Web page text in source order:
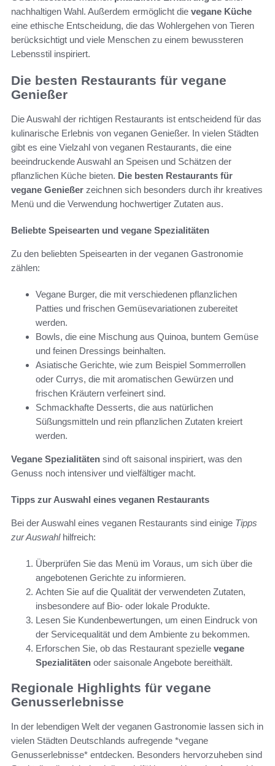
nachhaltigen Wahl. Außerdem ermöglicht die vegane Küche
eine ethische Entscheidung, die das Wohlergehen von Tieren
berücksichtigt und viele Menschen zu einem bewussteren
Lebensstil inspiriert.
Die besten Restaurants für vegane
Genießer
Die Auswahl der richtigen Restaurants ist entscheidend für das
kulinarische Erlebnis von veganen Genießer. In vielen Städten
gibt es eine Vielzahl von veganen Restaurants, die eine
beeindruckende Auswahl an Speisen und Schätzen der
pflanzlichen Küche bieten. Die besten Restaurants für
vegane Genießer zeichnen sich besonders durch ihr kreatives
Menü und die Verwendung hochwertiger Zutaten aus.
Beliebte Speisearten und vegane Spezialitäten
Zu den beliebten Speisearten in der veganen Gastronomie
zählen:
Vegane Burger, die mit verschiedenen pflanzlichen
Patties und frischen Gemüsevariationen zubereitet
werden.
Bowls, die eine Mischung aus Quinoa, buntem Gemüse
und feinen Dressings beinhalten.
Asiatische Gerichte, wie zum Beispiel Sommerrollen
oder Currys, die mit aromatischen Gewürzen und
frischen Kräutern verfeinert sind.
Schmackhafte Desserts, die aus natürlichen
Süßungsmitteln und rein pflanzlichen Zutaten kreiert
werden.
Vegane Spezialitäten sind oft saisonal inspiriert, was den
Genuss noch intensiver und vielfältiger macht.
Tipps zur Auswahl eines veganen Restaurants
Bei der Auswahl eines veganen Restaurants sind einige Tipps
zur Auswahlhilfreich:
Überprüfen Sie das Menü im Voraus, um sich über die
angebotenen Gerichte zu informieren.
Achten Sie auf die Qualität der verwendeten Zutaten,
insbesondere auf Bio- oder lokale Produkte.
Lesen Sie Kundenbewertungen, um einen Eindruck von
der Servicequalität und dem Ambiente zu bekommen.
Erforschen Sie, ob das Restaurant spezielle vegane
Spezialitäten oder saisonale Angebote bereithält.
Regionale Highlights für vegane
Genusserlebnisse
In der lebendigen Welt der veganen Gastronomie lassen sich in
vielen Städten Deutschlands aufregende *vegane
Genusserlebnisse* entdecken. Besonders hervorzuheben sind